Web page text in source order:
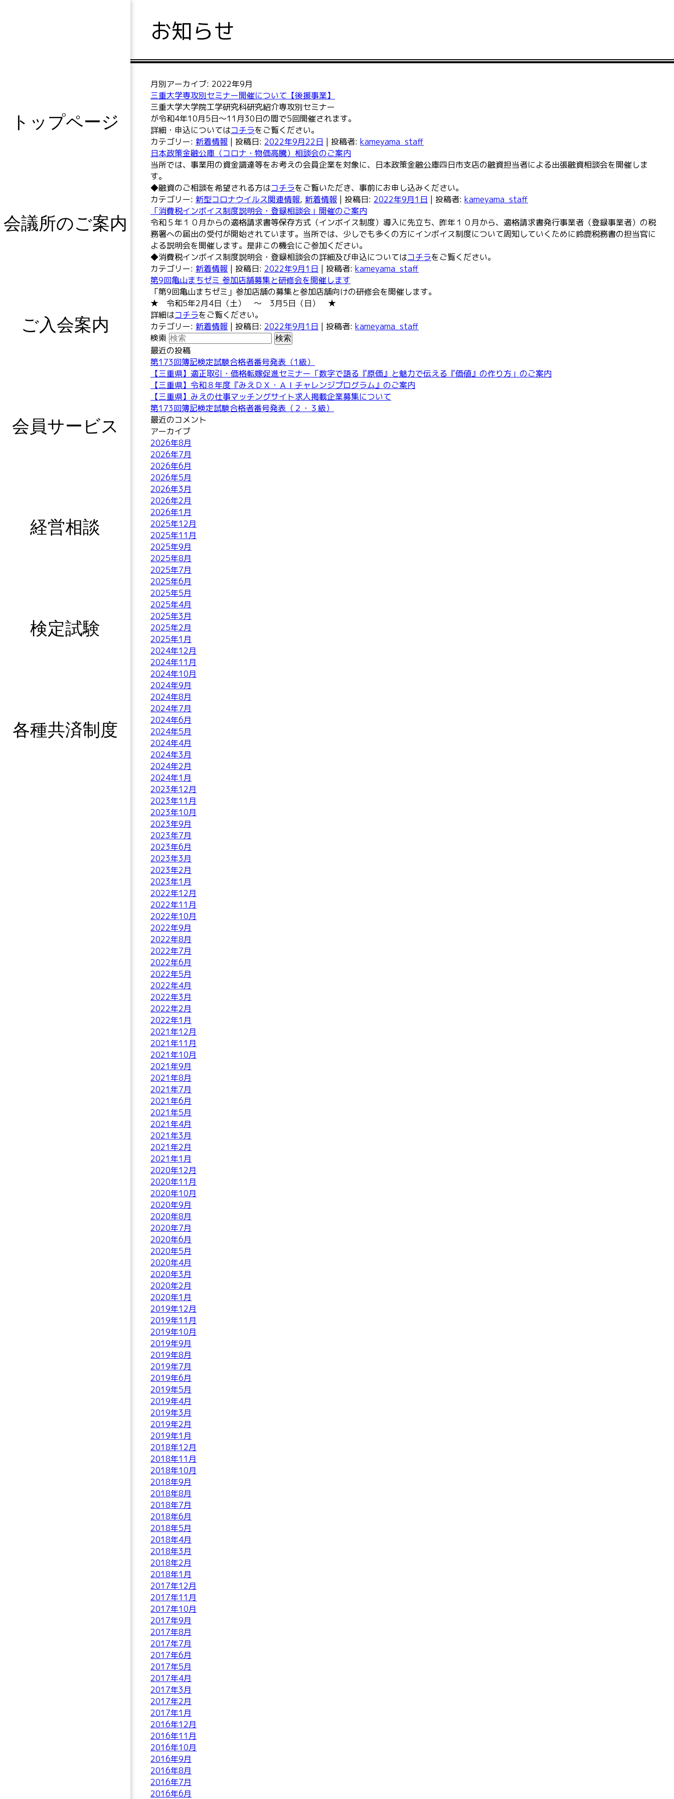
トップページ
会議所のご案内
ご入会案内
会員サービス
経営相談
検定試験
各種共済制度
お知らせ
月別アーカイブ: 2022年9月
三重大学専攻別セミナー開催について【後援事業】
三重大学大学院工学研究科研究紹介専攻別セミナー
が令和4年10月5日～11月30日の間で5回開催されます。
詳細・申込についてはコチラをご覧ください。
カテゴリー: 新着情報 | 投稿日: 2022年9月22日 | 投稿者: kameyama_staff
日本政策金融公庫（コロナ・物価高騰）相談会のご案内
当所では、事業用の資金調達等をお考えの会員企業を対象に、日本政策金融公庫四日市支店の融資担当者による出張融資相談会を開催しま
◆融資のご相談を希望される方はコチラをご覧いただき、事前にお申し込みください。
カテゴリー: 新型コロナウイルス関連情報, 新着情報 | 投稿日: 2022年9月1日 | 投稿者: kameyama_staff
「消費税インボイス制度説明会・登録相談会」開催のご案内
令和５年１０月からの適格請求書等保存方式（インボイス制度）導入に先立ち、昨年１０月から、適格請求書発行事業者（登録事業者）の税
務署への届出の受付が開始されています。当所では、少しでも多くの方にインボイス制度について周知していくために鈴鹿税務書の担当官に
よる説明会を開催します。是非この機会にご参加ください。
◆消費税インボイス制度説明会・登録相談会の詳細及び申込についてはコチラをご覧ください。
カテゴリー: 新着情報 | 投稿日: 2022年9月1日 | 投稿者: kameyama_staff
第9回亀山まちゼミ 参加店舗募集と研修会を開催します
「第9回亀山まちゼミ」参加店舗の募集と参加店舗向けの研修会を開催します。
★ 令和5年2月4日（土） ～ 3月5日（日） ★
詳細はコチラをご覧ください。
カテゴリー: 新着情報 | 投稿日: 2022年9月1日 | 投稿者: kameyama_staff
検索
最近の投稿
第173回簿記検定試験合格者番号発表（1級）
【三重県】適正取引・価格転嫁促進セミナー「数字で語る『原価』と魅力で伝える『価値』の作り方」のご案内
【三重県】令和８年度『みえＤＸ・ＡＩチャレンジプログラム』のご案内
【三重県】みえの仕事マッチングサイト求人掲載企業募集について
第173回簿記検定試験合格者番号発表（２・３級）
最近のコメント
アーカイブ
2026年8月
2026年7月
2026年6月
2026年5月
2026年3月
2026年2月
2026年1月
2025年12月
2025年11月
2025年9月
2025年8月
2025年7月
2025年6月
2025年5月
2025年4月
2025年3月
2025年2月
2025年1月
2024年12月
2024年11月
2024年10月
2024年9月
2024年8月
2024年7月
2024年6月
2024年5月
2024年4月
2024年3月
2024年2月
2024年1月
2023年12月
2023年11月
2023年10月
2023年9月
2023年7月
2023年6月
2023年3月
2023年2月
2023年1月
2022年12月
2022年11月
2022年10月
2022年9月
2022年8月
2022年7月
2022年6月
2022年5月
2022年4月
2022年3月
2022年2月
2022年1月
2021年12月
2021年11月
2021年10月
2021年9月
2021年8月
2021年7月
2021年6月
2021年5月
2021年4月
2021年3月
2021年2月
2021年1月
2020年12月
2020年11月
2020年10月
2020年9月
2020年8月
2020年7月
2020年6月
2020年5月
2020年4月
2020年3月
2020年2月
2020年1月
2019年12月
2019年11月
2019年10月
2019年9月
2019年8月
2019年7月
2019年6月
2019年5月
2019年4月
2019年3月
2019年2月
2019年1月
2018年12月
2018年11月
2018年10月
2018年9月
2018年8月
2018年7月
2018年6月
2018年5月
2018年4月
2018年3月
2018年2月
2018年1月
2017年12月
2017年11月
2017年10月
2017年9月
2017年8月
2017年7月
2017年6月
2017年5月
2017年4月
2017年3月
2017年2月
2017年1月
2016年12月
2016年11月
2016年10月
2016年9月
2016年8月
2016年7月
2016年6月